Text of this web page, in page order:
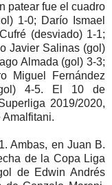
patear fue el cuadro
1-0; Darío Ismael
(desviado) 1-1;
Javier Salinas (gol)
Almada (gol) 3-3;
Miguel Fernández
4-5. El 10 de
2019/2020,
Ambas, en Juan B.
de la Copa Liga
de Edwin Andrés